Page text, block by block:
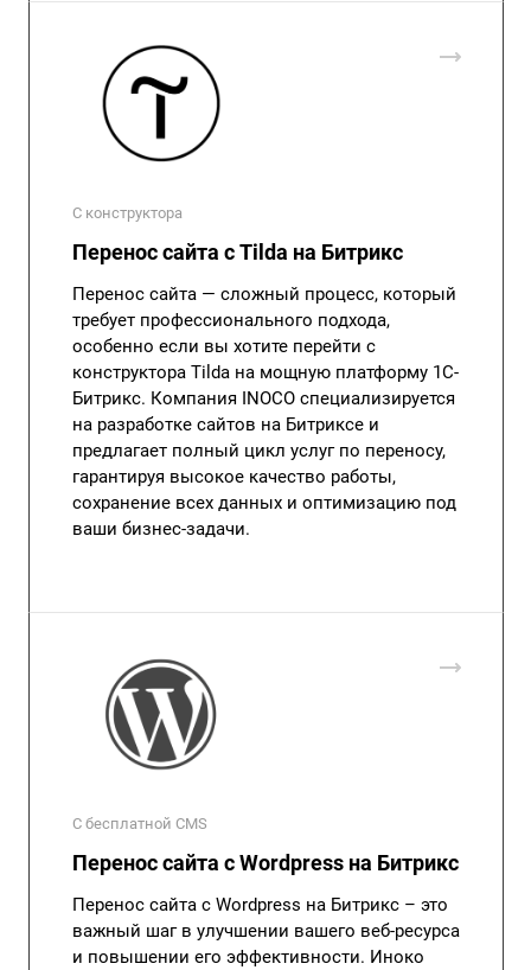
С конструктора
Перенос сайта с Tilda на Битрикс
Перенос сайта — сложный процесс, который
требует профессионального подхода,
особенно если вы хотите перейти с
конструктора Tilda на мощную платформу 1С-
Битрикс. Компания INOCO специализируется
на разработке сайтов на Битриксе и
предлагает полный цикл услуг по переносу,
гарантируя высокое качество работы,
сохранение всех данных и оптимизацию под
ваши бизнес-задачи.
С бесплатной CMS
Перенос сайта с Wordpress на Битрикс
Перенос сайта с Wordpress на Битрикс – это
важный шаг в улучшении вашего веб-ресурса
и повышении его эффективности. Иноко